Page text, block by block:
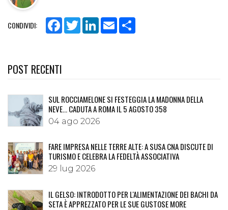
CONDIVIDI: Facebook
TwitterLinkedIn
Email
POST RECENTI
SUL ROCCIAMELONE SI FESTEGGIA LA MADONNA DELLA
NEVE… CADUTA A ROMA IL 5 AGOSTO 358
04 ago 2026
FARE IMPRESA NELLE TERRE ALTE: A SUSA CNA DISCUTE DI
TURISMO E CELEBRA LA FEDELTÀ ASSOCIATIVA
29 lug 2026
IL GELSO: INTRODOTTO PER L'ALIMENTAZIONE DEI BACHI DA
SETA È APPREZZATO PER LE SUE GUSTOSE MORE